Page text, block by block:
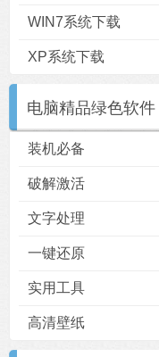
WIN7系统下载
XP系统下载
电脑精品绿色软件
装机必备
破解激活
文字处理
一键还原
实用工具
高清壁纸